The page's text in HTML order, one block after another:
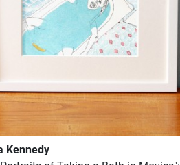
Kennedy